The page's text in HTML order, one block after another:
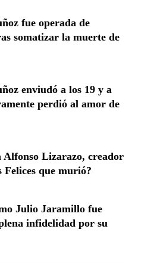
fue operada de
somatizar la muerte de
enviudó a los 19 y a
perdió al amor de
Alfonso Lizarazo, creador
Felices que murió?
Julio Jaramillo fue
infidelidad por su